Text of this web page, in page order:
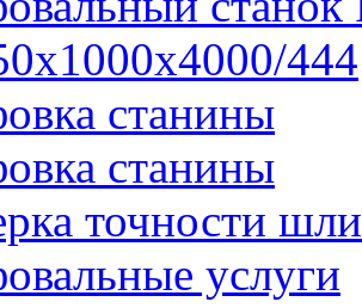
444
станины
станины
точности
услуги